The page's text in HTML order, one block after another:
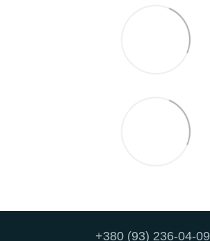
+380 (93) 236-04-09